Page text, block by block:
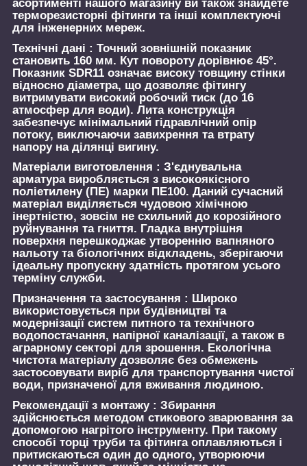
асортименті нашого магазину ви також знайдете
терморезисторні фітинги та інші комплектуючі
для інженерних мереж.
Технічні дані : Точний зовнішній показник
становить 160 мм. Кут повороту дорівнює 45°.
Показник SDR11 означає високу товщину стінки
відносно діаметра, що дозволяє фітингу
витримувати високий робочий тиск (до 16
атмосфер для води). Лита конструкція
забезпечує мінімальний гідравлічний опір
потоку, виключаючи завихрення та втрату
напору на ділянці вигину.
Матеріали виготовлення : З'єднувальна
арматура виробляється з високоякісного
поліетилену (ПЕ) марки ПЕ100. Даний сучасний
матеріал виділяється чудовою хімічною
інертністю, зовсім не схильний до корозійного
руйнування та гниття. Гладка внутрішня
поверхня перешкоджає утворенню вапняного
нальоту та біологічних відкладень, зберігаючи
ідеальну пропускну здатність протягом усього
терміну служби.
Призначення та застосування : Широко
використовується при будівництві та
модернізації систем питного та технічного
водопостачання, напірної каналізації, а також в
аграрному секторі для зрошення. Екологічна
чистота матеріалу дозволяє без обмежень
застосовувати виріб для транспортування чистої
води, призначеної для вживання людиною.
Рекомендації з монтажу : Збирання
здійснюється методом стикового зварювання за
допомогою нагрітого інструменту. При такому
способі торці труби та фітинга оплавляються і
притискаються один до одного, утворюючи